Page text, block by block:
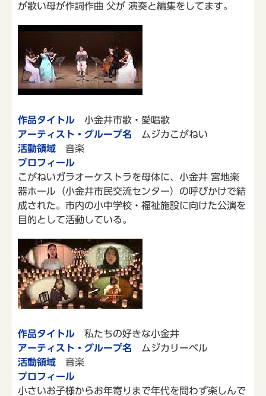
が歌い母が作詞作曲 父が 演奏と編集をしてます。
作品タイトル 小金井市歌・愛唱歌
アーティスト・グループ名
ムジカこがねい
活動領域 音楽
プロフィール
こがねいガラオーケストラを母体に、小金井 宮地楽
器ホール（小金井市民交流センター）の呼びかけで結
成された。市内の小中学校・福祉施設に向けた公演を
目的として活動している。
作品タイトル 私たちの好きな小金井
アーティスト・グループ名
ムジカリーベル
活動領域 音楽
プロフィール
小さいお子様からお年寄りまで年代を問わず楽しんで